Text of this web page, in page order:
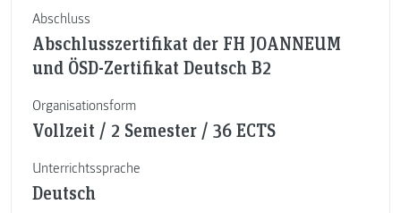
Abschluss
Abschlusszertifikat der FH JOANNEUM
und ÖSD-Zertifikat Deutsch B2
Organisationsform
Vollzeit / 2 Semester / 36 ECTS
Unterrichtssprache
Deutsch